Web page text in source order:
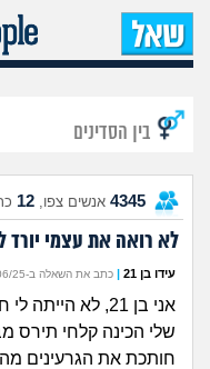
בין הסדינים
4345 אנשים צפו, 12
לא רואה את עצמי
עידו בן 21 | כתב את השאלה ב-18/06/25 בשעה 12:37
אני בן 21, לא
שלי הכינה קלחי תירס
חותכת את הגרעינים